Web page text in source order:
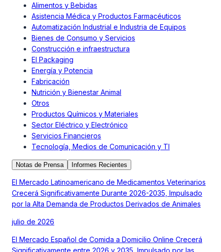
Alimentos y Bebidas
Asistencia Médica y Productos Farmacéuticos
Automatización Industrial e Industria de Equipos
Bienes de Consumo y Servicios
Construcción e infraestructura
El Packaging
Energía y Potencia
Fabricación
Nutrición y Bienestar Animal
Otros
Productos Químicos y Materiales
Sector Eléctrico y Electrónico
Servicios Financieros
Tecnología, Medios de Comunicación y TI
Notas de Prensa Informes Recientes
El Mercado Latinoamericano de Medicamentos Veterinarios
Crecerá Significativamente Durante 2026-2035, Impulsado
por la Alta Demanda de Productos Derivados de Animales
julio de 2026
El Mercado Español de Comida a Domicilio Online Crecerá
Significativamente entre 2026 y 2035, Impulsado por las